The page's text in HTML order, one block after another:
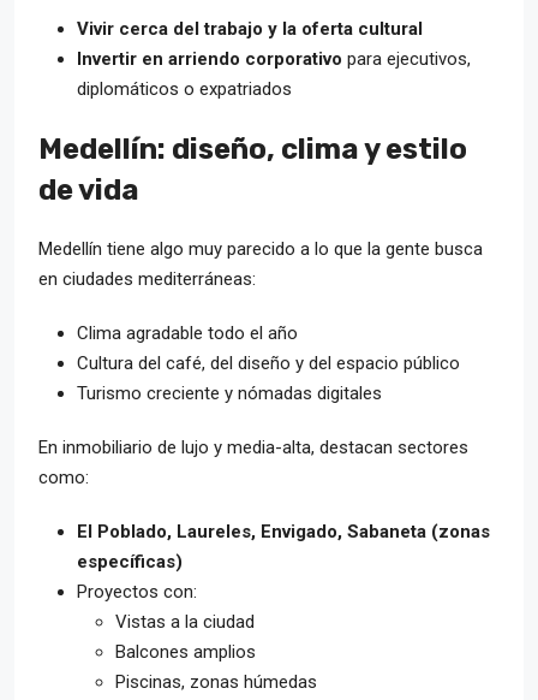
Vivir cerca del trabajo y la oferta cultural
Invertir en arriendo corporativo para ejecutivos,
diplomáticos o expatriados
Medellín: diseño, clima y estilo
de vida
Medellín tiene algo muy parecido a lo que la gente busca
en ciudades mediterráneas:
Clima agradable todo el año
Cultura del café, del diseño y del espacio público
Turismo creciente y nómadas digitales
En inmobiliario de lujo y media-alta, destacan sectores
como:
El Poblado, Laureles, Envigado, Sabaneta (zonas
específicas)
Proyectos con:
Vistas a la ciudad
Balcones amplios
Piscinas, zonas húmedas